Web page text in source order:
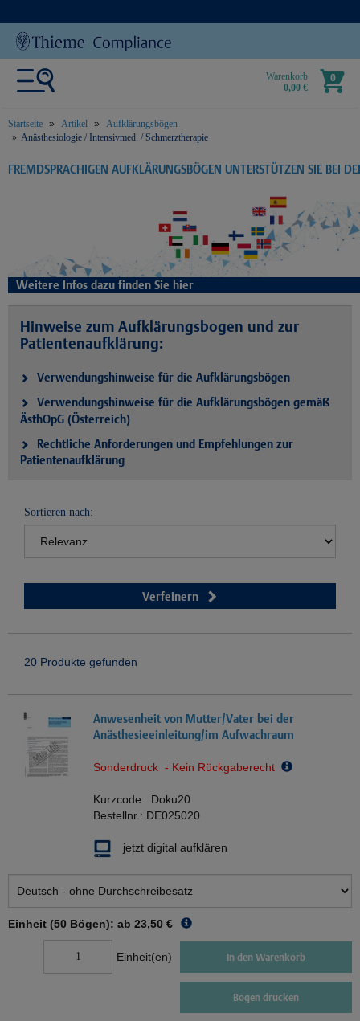
Warenkorb
0,00 €
0
Startseite Artikel
Aufklärungsbögen
Anästhesiologie / Intensivmed. / Schmerztherapie
text.skipToContent
text.skipToNavigation
FREMDSPRACHIGEN AUFKLÄRUNGSBÖGEN UNTERSTÜTZEN SIE BEI
Weitere Infos dazu finden Sie hier
Hinweise zum Aufklärungsbogen und zur
Patientenaufklärung:
Verwendungshinweise für die Aufklärungsbögen
Verwendungshinweise für die Aufklärungsbögen gemäß
ÄsthOpG (Österreich)
Rechtliche Anforderungen und Empfehlungen zur
Patientenaufklärung
Sortieren nach:
Verfeinern
20 Produkte gefunden
Anwesenheit von Mutter/Vater bei der
Anästhesieeinleitung/im Aufwachraum
Sonderdruck - Kein Rückgaberecht
Kurzcode: Doku20
Bestellnr.: DE025020
jetzt digital aufklären
Einheit (50 Bögen): ab 23,50 €
Einheit(en) In den Warenkorb
Bogen drucken